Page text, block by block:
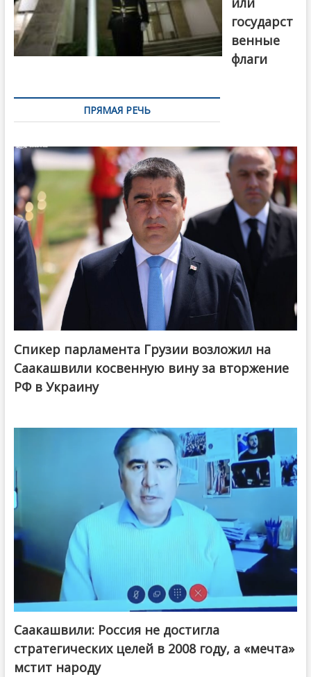
государст
венные
флаги
ПРЯМАЯ РЕЧЬ
Спикер парламента Грузии возложил на
Саакашвили косвенную вину за вторжение
РФ в Украину
Саакашвили: Россия не достигла
стратегических целей в 2008 году, а «мечта»
мстит народу